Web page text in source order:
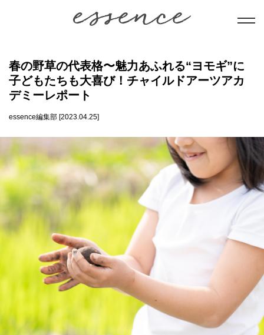
美と健康
学び
ことだま
日本文化
会員コンテンツ
datum house について 利用規約
運営会社 個人情報保護方針
会員登録
春の野草の代表格〜魅力あふれる“ヨモギ”に
子どもたちも大喜び！チャイルドアーツアカ
デミーレポート
essence編集部 [2023.04.25]